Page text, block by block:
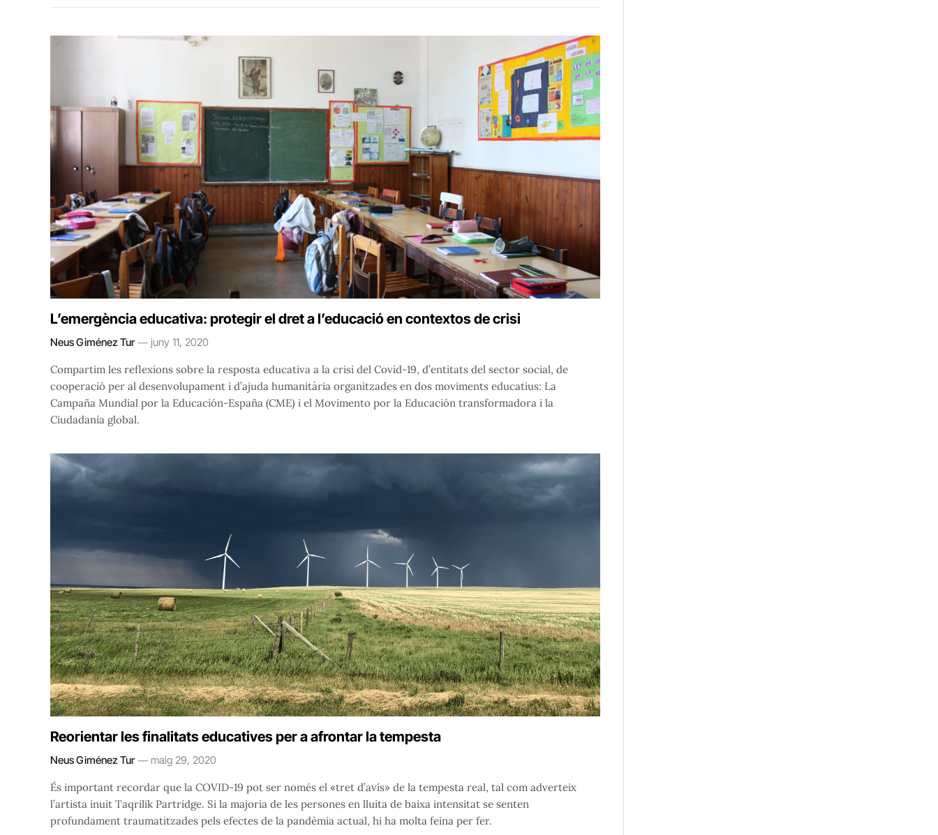
L’emergència educativa: protegir el dret a l’educació en contextos de crisi
Neus Giménez Tur juny 11, 2020
Compartim les reflexions sobre la resposta educativa a la crisi del Covid-19, d’entitats del sector social, de
cooperació per al desenvolupament i d’ajuda humanitària organitzades en dos moviments educatius: La
Campaña Mundial por la Educación-España (CME) i el Movimento por la Educación transformadora i la
Ciudadanía global.
Reorientar les finalitats educatives per a afrontar la tempesta
Neus Giménez Tur maig 29, 2020
És important recordar que la COVID-19 pot ser només el «tret d’avís» de la tempesta real, tal com adverteix
l’artista inuit Taqrilik Partridge. Si la majoria de les persones en lluita de baixa intensitat se senten
profundament traumatitzades pels efectes de la pandèmia actual, hi ha molta feina per fer.